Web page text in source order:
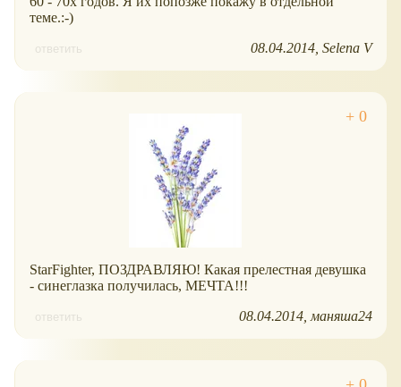
теме.:-)
ответить 08.04.2014 Selena V
StarFighter, ПОЗДРАВЛЯЮ! Какая прелестная девушка
- синеглазка получилась, МЕЧТА!!!
ответить 08.04.2014 маняша24